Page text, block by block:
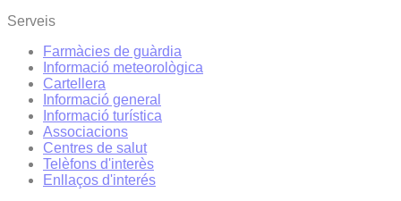
Serveis
Farmàcies de guàrdia
Informació meteorològica
Cartellera
Informació general
Informació turística
Associacions
Centres de salut
Telèfons d'interès
Enllaços d'interés